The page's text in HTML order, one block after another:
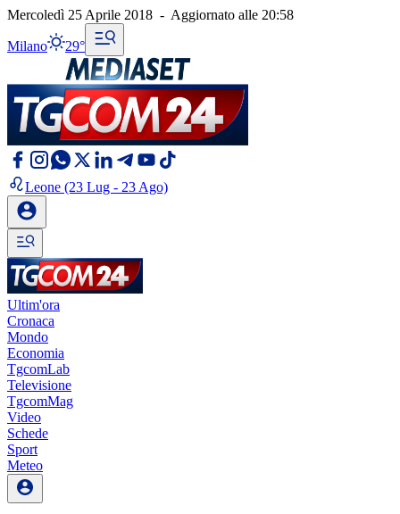
Mercoledì 25 Aprile 2018 - Aggiornato alle 20:58
Milano 29°
Leone (23 Lug - 23 Ago)
Ultim'ora
Cronaca
Mondo
Economia
TgcomLab
Televisione
TgcomMag
Video
Schede
Sport
Meteo